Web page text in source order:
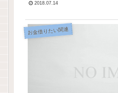
2018.07.14
お金借りたい関連